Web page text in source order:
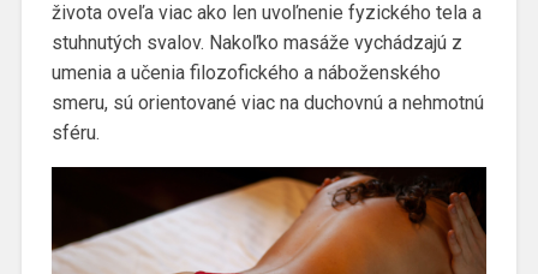
života oveľa viac ako len uvoľnenie fyzického tela a
stuhnutých svalov. Nakoľko masáže vychádzajú z
umenia a učenia filozofického a náboženského
smeru, sú orientované viac na duchovnú a nehmotnú
sféru.